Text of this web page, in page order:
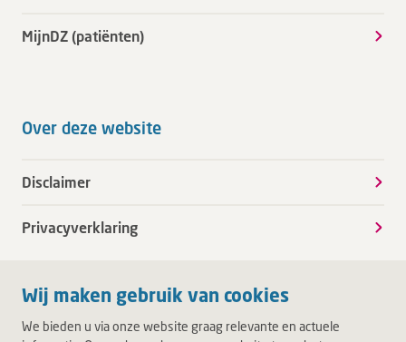
Wij maken gebruik van cookies
We bieden u via onze website graag relevante en actuele
MijnDZ (patiënten)
Over deze website
Disclaimer
Privacyverklaring